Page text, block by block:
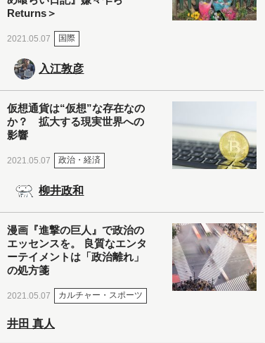
Returns＞
2021.05.07 国際
入江敦彦
仮想通貨は“仮想”な存在なの
か？ 拡大する現実世界への
影響
2021.05.07 政治・経済
柳井政和
漫画『進撃の巨人』で政治の
エッセンスを。 良質なエンタ
ーテイメントは「政治離れ」
の処方箋
2021.05.07 カルチャー・スポーツ
井田 真人